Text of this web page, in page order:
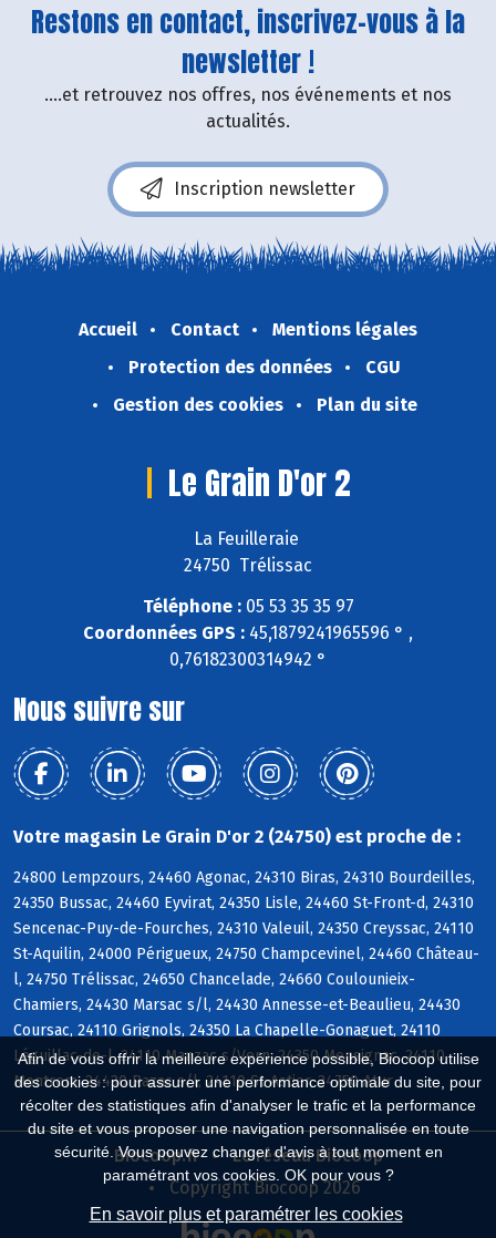
Afin de vous offrir la meilleure expérience possible, Biocoop utilise
des cookies : pour assurer une performance optimale du site, pour
récolter des statistiques afin d'analyser le trafic et la performance
du site et vous proposer une navigation personnalisée en toute
sécurité. Vous pouvez changer d'avis à tout moment en
paramétrant vos cookies. OK pour vous ?
En savoir plus et paramétrer les cookies
Restons en contact, inscrivez-vous à la
newsletter !
....et retrouvez nos offres, nos événements et nos
actualités.
Inscription newsletter
Accueil Contact
Mentions légales
Protection des données
CGU
Gestion des cookies
Plan du site
Le Grain D'or 2
La Feuilleraie
24750 Trélissac
Téléphone :05 53 35 35 97
Coordonnées GPS : 45,1879241965596 ° ,
0,76182300314942 °
Nous suivre sur
Votre magasin Le Grain D'or 2 (24750) est proche de :
24800 Lempzours, 24460 Agonac, 24310 Biras, 24310 Bourdeilles,
24350 Bussac, 24460 Eyvirat, 24350 Lisle, 24460 St-Front-d, 24310
Sencenac-Puy-de-Fourches, 24310 Valeuil, 24350 Creyssac, 24110
St-Aquilin, 24000 Périgueux, 24750 Champcevinel, 24460 Château-
l, 24750 Trélissac, 24650 Chancelade, 24660 Coulounieix-
Chamiers, 24430 Marsac s/l, 24430 Annesse-et-Beaulieu, 24430
Coursac, 24110 Grignols, 24350 La Chapelle-Gonaguet, 24110
Léguillac-de-l, 24110 Manzac s/Vern, 24350 Mensignac, 24110
Montrem, 24430 Razac s/l, 24110 St-Astier, 24750 Atur
Biocoop.fr
Le réseau Biocoop
Copyright Biocoop 2026